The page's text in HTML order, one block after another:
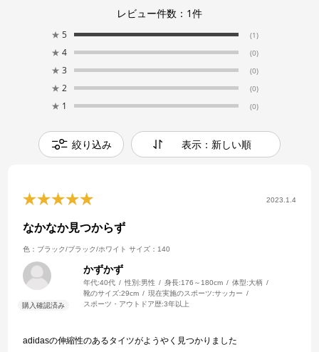
レビュー件数： 1件
★ 5 (1)
★ 4 (0)
★ 3 (0)
★ 2 (0)
★ 1 (0)
絞り込み 表示：新しい順
2023.1.4
なかなか見つからず
色：ブラック/ブラック/ホワイト サイズ：140
かずかず
年代:40代 性別:男性 身長:176～180cm 体型:大柄
靴のサイズ:29cm 現在実施のスポーツ:サッカー
スポーツ・アウトドア歴:3年以上
adidasの伸縮性のあるタイツがようやく見つかりました